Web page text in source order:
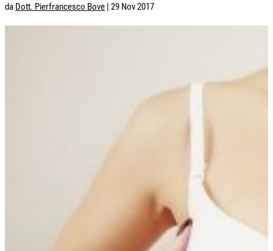
da Dott. Pierfrancesco Bove | 29 Nov 2017